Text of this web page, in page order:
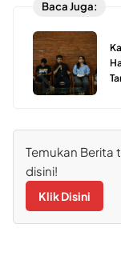
Baca Juga:
Temukan Berita
disini!
Klik Disini